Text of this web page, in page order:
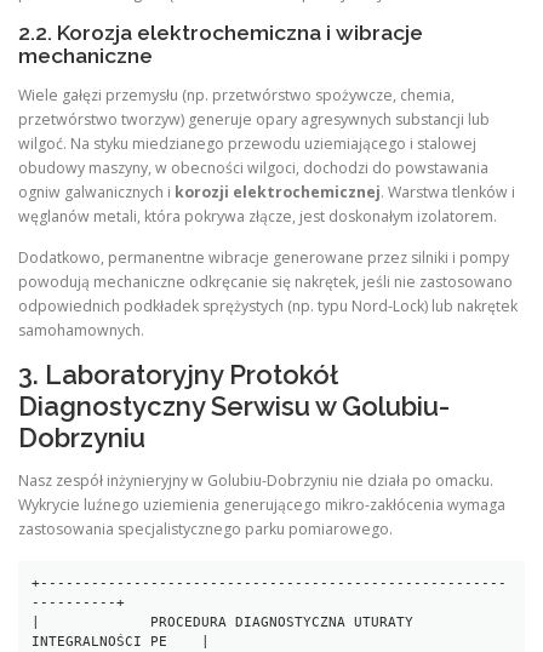
2.2. Korozja elektrochemiczna i wibracje
mechaniczne
Wiele gałęzi przemysłu (np. przetwórstwo spożywcze, chemia,
przetwórstwo tworzyw) generuje opary agresywnych substancji lub
wilgoć. Na styku miedzianego przewodu uziemiającego i stalowej
obudowy maszyny, w obecności wilgoci, dochodzi do powstawania
ogniw galwanicznych i korozji elektrochemicznej. Warstwa tlenków i
węglanów metali, która pokrywa złącze, jest doskonałym izolatorem.
Dodatkowo, permanentne wibracje generowane przez silniki i pompy
powodują mechaniczne odkręcanie się nakrętek, jeśli nie zastosowano
odpowiednich podkładek sprężystych (np. typu Nord-Lock) lub nakrętek
samohamownych.
3. Laboratoryjny Protokół
Diagnostyczny Serwisu w Golubiu-
Dobrzyniu
Nasz zespół inżynieryjny w Golubiu-Dobrzyniu nie działa po omacku.
Wykrycie luźnego uziemienia generującego mikro-zakłócenia wymaga
zastosowania specjalistycznego parku pomiarowego.
+-------------------------------------------------------
----------+
|             PROCEDURA DIAGNOSTYCZNA UTURATY
INTEGRALNOŚCI PE    |